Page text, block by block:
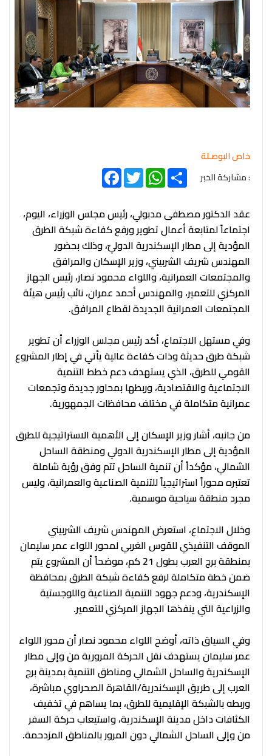
خاص البوصـلة
: مشاركة الخبر
FacebookTwitter
WhatsAppShare
عقد الدكتور مصطفى مدبولي، رئيس مجلس الوزراء، اليوم،
اجتماعاً لمتابعة أعمال تطوير ورفع كفاءة شبكة الطرق
المؤدية إلى مطار الإسكندرية الدوليّ، وذلك بحضور
المهندس شريف الشربيني، وزير الإسكان والمرافق
والمجتمعات العمرانية، واللواء محمود نصار، رئيس الجهاز
المركزي للتعمير، والمهندس أحمد عمران، نائب رئيس هيئة
المجتمعات العمرانية الجديدة لقطاع المرافق.
وفي مستهل الاجتماع، أكد رئيس مجلس الوزراء أن تطوير
شبكة طرق حديثة وذات كفاءة عالية يأتي في إطار المشروع
القومي للطرق، الذي يستهدف دعم خطط التنمية
الاجتماعية والاقتصادية، وربطها بمحاور جديدة وتجمعات
عمرانية متكاملة في مختلف محافظات الجمهورية.
من جانبه، أشار وزير الإسكان إلى الأهمية الاستراتيجية للطرق
المؤدية إلى مطار الإسكندرية الدولي ومنطقة الساحل
الشمالي، مؤكداً أن تنمية الساحل تتم وفق رؤية شاملة
تعتبره محوراً استراتيجياً للتنمية الصناعية والعمرانية، وليس
مجرد منطقة سياحية موسمية.
وخلال الاجتماع، استعرض المهندس شريف الشربيني
الموقف التنفيذي للقوس الغربي لمحور اللواء عمر سليمان
بمنطقة برج العرب بطول 21 كم، موضحاً أن المشروع يتم
ضمن خطة متكاملة لرفع كفاءة شبكة الطرق بمحافظة
الإسكندرية، ودعم جهود التنمية الصناعية واللوجستية
والزراعية التي ينفذها الجهاز المركزي للتعمير.
وفي السياق ذاته، أوضح اللواء محمود نصار أن محور اللواء
عمر سليمان يستهدف نقل الحركة المرورية من وإلى مطار
الإسكندرية والساحل الشمالي ومناطق التنمية بمدينة برج
العرب إلى طريق الإسكندرية/القاهرة الصحراوي مباشرة،
وربطه بالشبكة الإقليمية للطرق، بما يساهم في تخفيف
الكثافات داخل مدينة الإسكندرية، واستيعاب حركة السفر
من وإلى الساحل الشمالي دون المرور بالمناطق المزدحمة.